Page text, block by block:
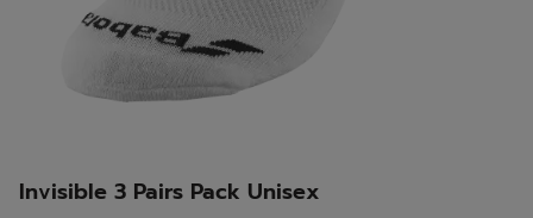
Invisible 3 Pairs Pack Unisex